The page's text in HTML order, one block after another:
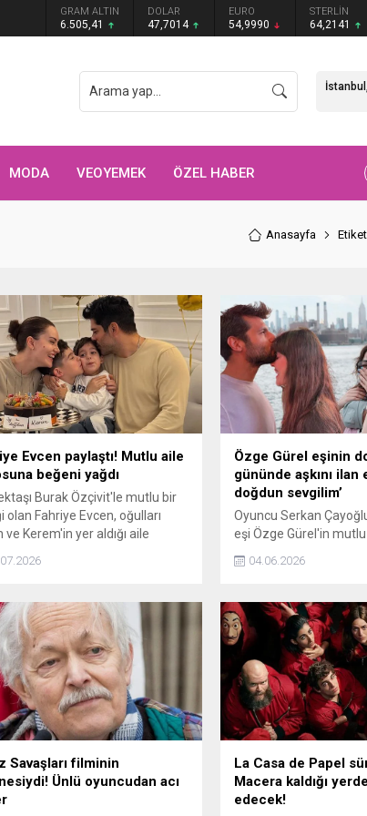
GRAM ALTIN
6.505,41
DOLAR
47,7014
EURO
54,9990
STERLİN
64,2141
İstanbul,
MODA VEOYEMEK ÖZEL HABER
Anasayfa
Evcen paylaştı! Mutlu aile
beğeni yağdı
Burak Özçivit'le mutlu bir
olan Fahriye Evcen, oğulları
ve Kerem'in yer aldığı aile
Ünlü ismin yeni karesine
Özge Gürel eşinin
gününde aşkını ilan
doğdun sevgilim’
Oyuncu Serkan
eşi Özge Gürel'in
gününü romantik bir
04.06.2026
Savaşları filminin
Ünlü oyuncudan acı
La Casa de Papel
Macera kaldığı
edecek!